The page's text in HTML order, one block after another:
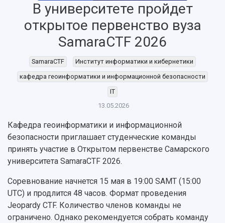
Об университете
История
Ключевые факты
Руководство
Наблюдательный совет
Попечительский совет
Кадровый резерв
Персоналии
Заслуженные деятели
Структура университета
Институты и факультеты
Новости
Главные новости
Бортжурнал
Объявления
События
СМИ об университете
Газета "Самарский университет"
Мы в соцсетях
Мультимедиа
Подкасты
Просветительский проект "Одержимы
Образование
Почему я выбираю Самарский университет?
Абитуриенту
Бакалавриат и специалитет
Магистратура
Формы обучения
Дополнительное образование
Институты и факультеты
Образовательные программы
Расписание занятий
Стипендии
Научно-исследовательская деятельность
Основные научные направления
Научные школы и ведущие научные коллективы
Диссертационные советы
Подготовка научных кадров
работников
Научно-технический совет
Аспирантура и докторантура
Справочные материалы
Научная инфраструктура
Научно-исследовательские подразделения
Структурная схема управления научно-
исследовательской деятельностью
В университете пройдет
открытое первенство вуза
SamaraCTF 2026
SamaraCTF
Институт информатики и кибернетики
кафедра геоинформатики и информационной безопасности
IT
13.05.2026
Кафедра геоинформатики и информационной
безопасности приглашает студенческие команды
принять участие в Открытом первенстве Самарского
университета SamaraCTF 2026.
Соревнование начнется 15 мая в 19:00 SAMT (15:00
UTC) и продлится 48 часов. Формат проведения
Jeopardy CTF. Количество членов команды не
ограничено. Однако рекомендуется собрать команду